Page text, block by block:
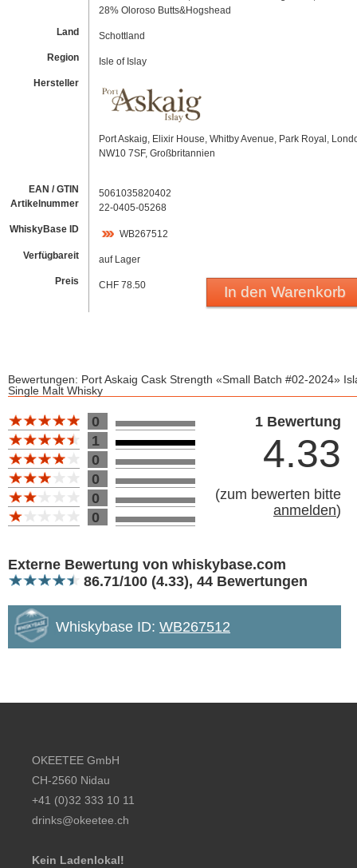
28% Oloroso Butts&Hogshead
Land
Schottland
Region
Isle of Islay
Hersteller
Port Askaig, Elixir House, Whitby Avenue, Park Royal,
NW10 7SF, Großbritannien
EAN / GTIN
Artikelnummer
5061035820402
22-0405-05268
WhiskyBase ID
WB267512
Verfügbareit
auf Lager
Preis
CHF 78.50 In den Warenkorb
Bewertungen: Port Askaig Cask Strength «Small Batch #02-2024»
Single Malt Whisky
Bewertung 100
1
0
0
0
0
1 Bewertung
4.33
(zum bewerten bitte
anmelden)
Bewertung 10
Externe Bewertung von whiskybase.com
86.71/100 (4.33), 44 Bewertungen
Whiskybase ID: WB267512
OKEETEE GmbH
CH-2560 Nidau
+41 (0)32 333 10 11
drinks@okeetee.ch
Kein Ladenlokal!